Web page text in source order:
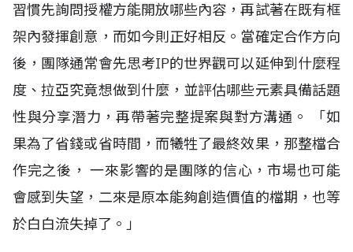
習慣先詢問授權方能開放哪些內容，再試著在既有框
架內發揮創意，而如今則正好相反。當確定合作方向
後，團隊通常會先思考IP的世界觀可以延伸到什麼程
度、拉亞究竟想做到什麼，並評估哪些元素具備話題
性與分享潛力，再帶著完整提案與對方溝通。 「如
果為了省錢或省時間，而犧牲了最終效果，那整檔合
作完之後， 一來影響的是團隊的信心，市場也可能
會感到失望，二來是原本能夠創造價值的檔期，也等
於白白流失掉了。」